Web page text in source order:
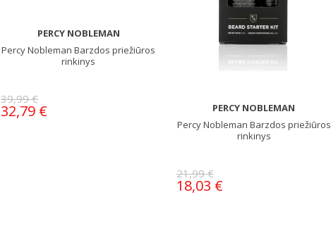
PERCY NOBLEMAN
Percy Nobleman Barzdos priežiūros
rinkinys
39,99 €
32,79 €
PERCY NOBLEMAN
Percy Nobleman Barzdos priežiūros
rinkinys
21,99 €
18,03 €